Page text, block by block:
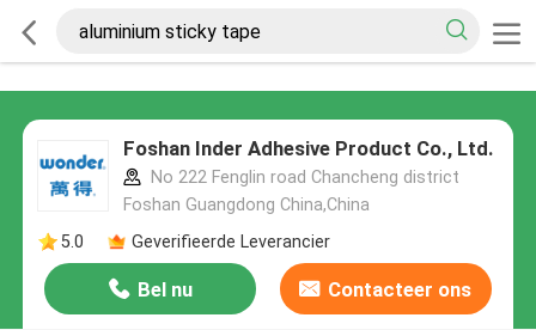
Foshan Inder Adhesive Product Co., Ltd.
No 222 Fenglin road Chancheng district
Foshan Guangdong China,China
5.0
Geverifieerde Leverancier
Bel nu Contacteer ons